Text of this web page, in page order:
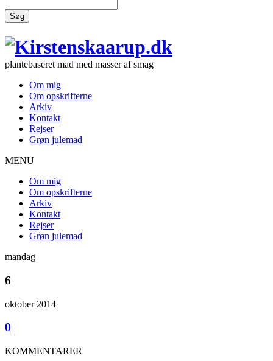
Søg
plantebaseret mad med masser af smag
Om mig
Om opskrifterne
Arkiv
Kontakt
Rejser
Grøn julemad
MENU
Om mig
Om opskrifterne
Arkiv
Kontakt
Rejser
Grøn julemad
mandag
6
oktober 2014
0
KOMMENTARER